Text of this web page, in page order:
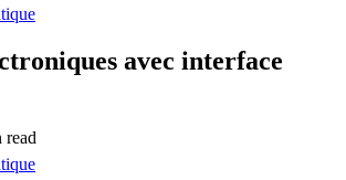
avec interface
read